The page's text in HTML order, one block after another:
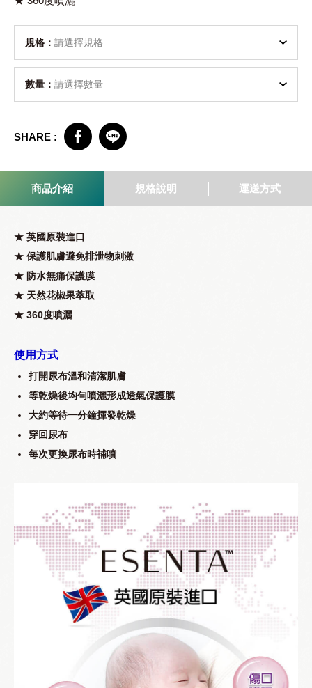
規格：
數量：
SHARE :
商品介紹 規格說明 運送方式
★ 英國原裝進口
★ 保護肌膚避免排泄物刺激
★ 防水無痛保護膜
★ 天然花椒果萃取
★ 360度噴灑
使用方式
打開尿布溫和清潔肌膚
等乾燥後均勻噴灑形成透氣保護膜
大約等待一分鐘揮發乾燥
穿回尿布
每次更換尿布時補噴